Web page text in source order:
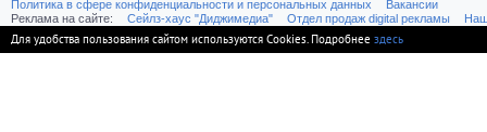
Политика в сфере конфиденциальности и персональных данных
Вакансии
Реклама на сайте:
Cейлз-хаус "Диджимедиа" Отдел продаж digital рекламы
Для удобства пользования сайтом используются Cookies. Подробнее здесь